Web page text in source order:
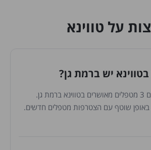
על טווינא
יש ברמת גן?
בבריאות בקליק ישנם 3 מטפלים מאושרים בטווינא ברמת גן.
שוטף עם הצטרפות מטפלים חדשים.